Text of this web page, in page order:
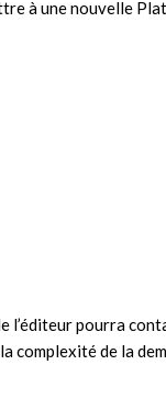
à une nouvelle
l’éditeur pourra
complexité de la